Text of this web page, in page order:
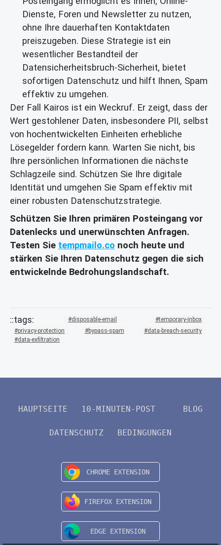
Dienste, Foren und Newsletter zu nutzen,
ohne Ihre dauerhaften Kontaktdaten
preiszugeben. Diese Strategie ist ein
wesentlicher Bestandteil der
Datensicherheitsbruch-Sicherheit, bietet
sofortigen Datenschutz und hilft Ihnen, Spam
effektiv zu umgehen.
Der Fall Kairos ist ein Weckruf. Er zeigt, dass der
Wert gestohlener Daten, insbesondere PII, selbst
von hochentwickelten Einheiten erhebliche
Lösegelder fordern kann. Warten Sie nicht, bis
Ihre persönlichen Informationen die nächste
Schlagzeile sind. Schützen Sie Ihre digitale
Identität und umgehen Sie Spam effektiv mit
einer robusten Datenschutzstrategie.
Schützen Sie Ihren primären Posteingang vor
Datenlecks und unerwünschten Anfragen.
Testen Sie tempmailo.co noch heute und
stärken Sie Ihren Datenschutz gegen die sich
entwickelnde Bedrohungslandschaft.
disposable-email
temporary-inbox
privacy-protection
bypass-spam
data-breach-security
data-exfiltration
HAUPTSEITE 10-MINUTEN-POST BLOG
DATENSCHUTZ BEDINGUNGEN